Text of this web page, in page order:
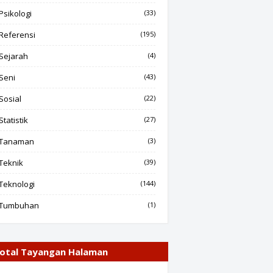
(33)
(195)
(4)
(43)
(22)
(27)
(3)
(39)
(144)
(1)
Tayangan Halaman